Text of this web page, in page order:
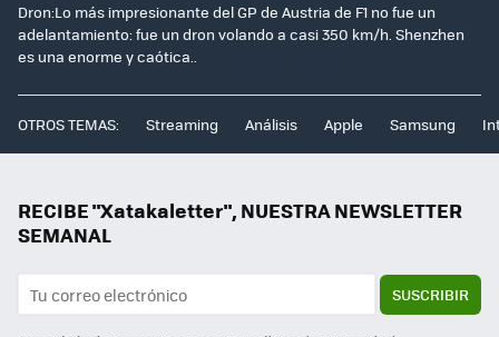
Dron:Lo más impresionante del GP de Austria de F1 no fue un
adelantamiento: fue un dron volando a casi 350 km/h. Shenzhen
es una enorme y caótica..
OTROS TEMAS: Streaming Análisis Apple Samsung
RECIBE "Xatakaletter", NUESTRA NEWSLETTER
SEMANAL
SUSCRIBIR